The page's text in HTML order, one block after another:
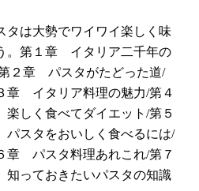
タは大勢でワイワイ楽しく味
。第１章 イタリア二千年の
２章 パスタがたどった道/
章 イタリア料理の魅力/第４
しく食べてダイエット/第５
スタをおいしく食べるには/
章 パスタ料理あれこれ/第７
っておきたいパスタの知識